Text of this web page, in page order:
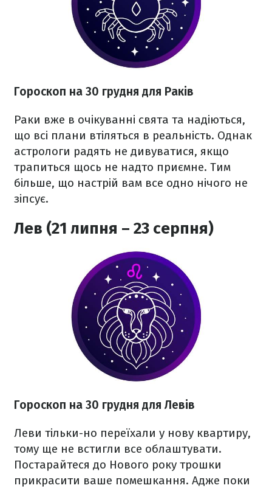
Гороскоп на 30 грудня для Раків
Раки вже в очікуванні свята та надіються,
що всі плани втіляться в реальність. Однак
астрологи радять не дивуватися, якщо
трапиться щось не надто приємне. Тим
більше, що настрій вам все одно нічого не
зіпсує.
Лев (21 липня – 23 серпня)
Гороскоп на 30 грудня для Левів
Леви тільки-но переїхали у нову квартиру,
тому ще не встигли все облаштувати.
Постарайтеся до Нового року трошки
прикрасити ваше помешкання. Адже поки